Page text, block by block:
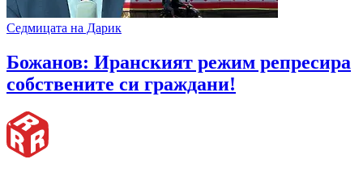
Седмицата на Дарик
Божанов: Иранският режим репресира
собствените си граждани!